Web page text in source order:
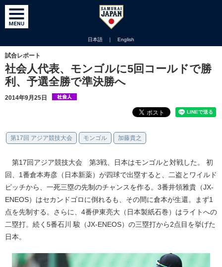
日本語 ｜ English
試合レポート
社会人代表、モンゴルに5回コールドで勝
利、予選全勝で準決勝へ
2014年9月25日
第17回 アジア競技大会 モンゴル 加藤貴之
第17回アジア競技大会 第3戦、日本はモンゴルと対戦した。 初
回、1番倉本寿彦（日本新薬）が四球で出塁すると、二盗とワイルド
ピッチから、一死三塁の先制のチャンスを作る。3番井領雅貴（JX-
ENEOS）はセカンドゴロに倒れるも、その間に倉本が生還。まず1
点を先制する。さらに、4番伊東亮大（日本製紙石巻）はライトへの
二塁打。続く5番石川 駿（JX-ENEOS）の三塁打から2点目を挙げた
日本。